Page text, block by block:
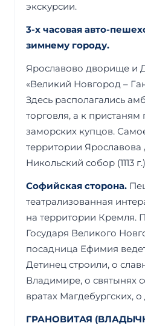
экскурсии.
3-х часовая авто-
зимнему городу.
Ярославово дворище и
«Великий Новгород –
Здесь располагались
торговля, а к пристаням
заморских купцов.
территории
Никольский собор (1113
Софийская сторона.
театрализованная
на территории Кремля.
Государя Великого
посадница Ефимия
Детинец строили, о
Владимире, о святынях
вратах Магдебургских,
ГРАНОВИТАЯ